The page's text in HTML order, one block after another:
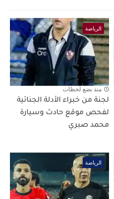
الرياضة
منذ بضع لحظات
لجنة من خبراء الأدلة الجنائية
لفحص موقع حادث وسيارة
محمد صبري
الرياضة